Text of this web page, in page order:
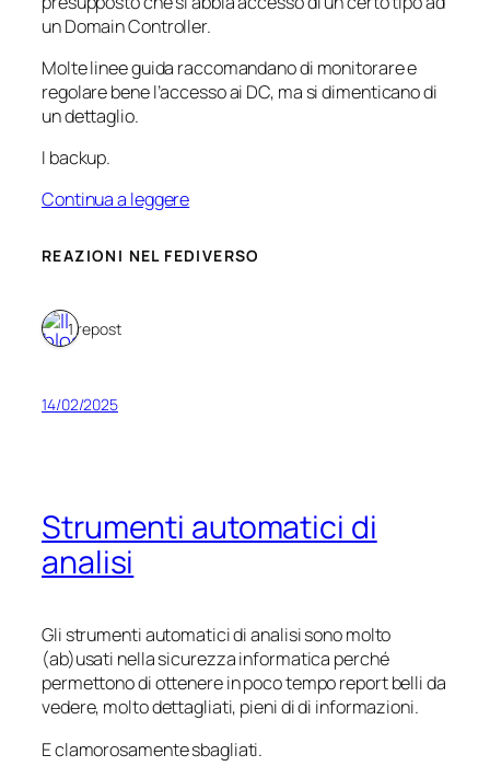
un Domain Controller.
Molte linee guida raccomandano di monitorare e
regolare bene l’accesso ai DC, ma si dimenticano di
un dettaglio.
I backup.
Continua a leggere
REAZIONI NEL FEDIVERSO
1 repost
14/02/2025
Strumenti automatici di
analisi
Gli strumenti automatici di analisi sono molto
(ab)usati nella sicurezza informatica perché
permettono di ottenere in poco tempo report belli da
vedere, molto dettagliati, pieni di di informazioni.
E clamorosamente sbagliati.